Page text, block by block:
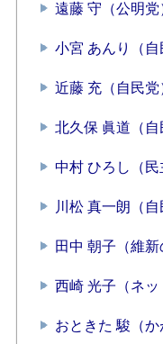
遠藤 守（公明党
小宮 あんり（自
近藤 充（自民党
北久保 眞道（自
中村 ひろし（民
川松 真一朗（自
田中 朝子（維新
西崎 光子（ネッ
おときた 駿（か